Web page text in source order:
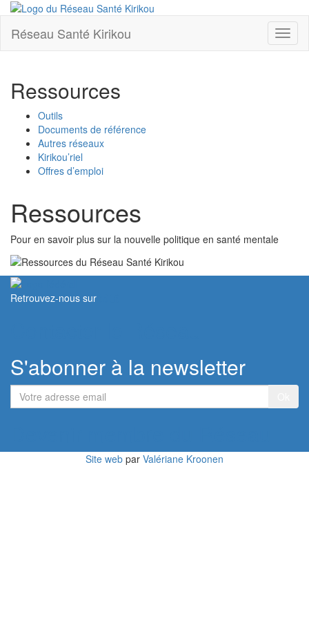
Réseau Santé Kirikou
Ressources
Outils
Documents de référence
Autres réseaux
Kirikou’riel
Offres d’emploi
Ressources
Pour en savoir plus sur la nouvelle politique en santé mentale
Retrouvez-nous sur
S'abonner à la newsletter
Votre
adresse
Site web par Valériane Kroonen